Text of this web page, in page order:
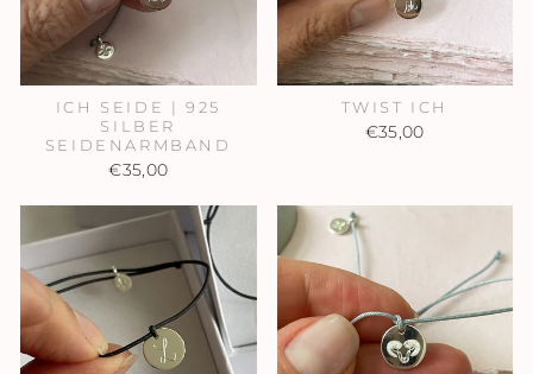
ICH SEIDE | 925
SILBER
SEIDENARMBAND
€35,00
TWIST ICH
€35,00